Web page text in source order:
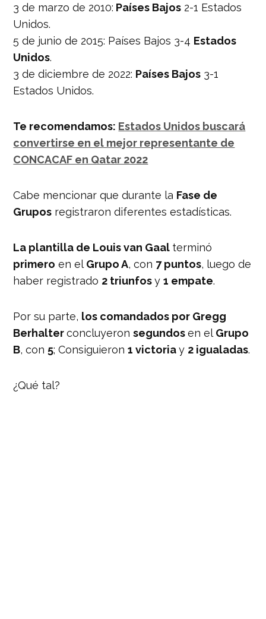
3 de marzo de 2010: Países Bajos 2-1 Estados
Unidos.
5 de junio de 2015: Países Bajos 3-4 Estados
Unidos.
3 de diciembre de 2022: Países Bajos 3-1
Estados Unidos.
Te recomendamos: Estados Unidos buscará
convertirse en el mejor representante de
CONCACAF en Qatar 2022
Cabe mencionar que durante la Fase de
Grupos registraron diferentes estadísticas.
La plantilla de Louis van Gaal terminó
primero en el Grupo A, con 7 puntos, luego de
haber registrado 2 triunfosy1 empate.
Por su parte, los comandados por Gregg
Berhalterconcluyeronsegundosen el Grupo
B, con 5; Consiguieron1 victoriay 2 igualadas.
¿Qué tal?